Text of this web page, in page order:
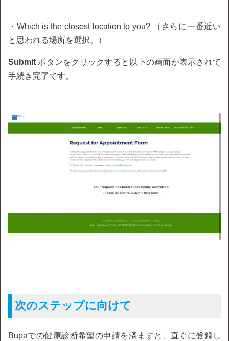
・Which is the closest location to you? （さらに一番近い
と思われる場所を選択。）
Submit ボタンをクリックすると以下の画面が表示されて
手続き完了です。
次のステップに向けて
Bupaでの健康診断希望の申請を済ますと、直ぐに登録し